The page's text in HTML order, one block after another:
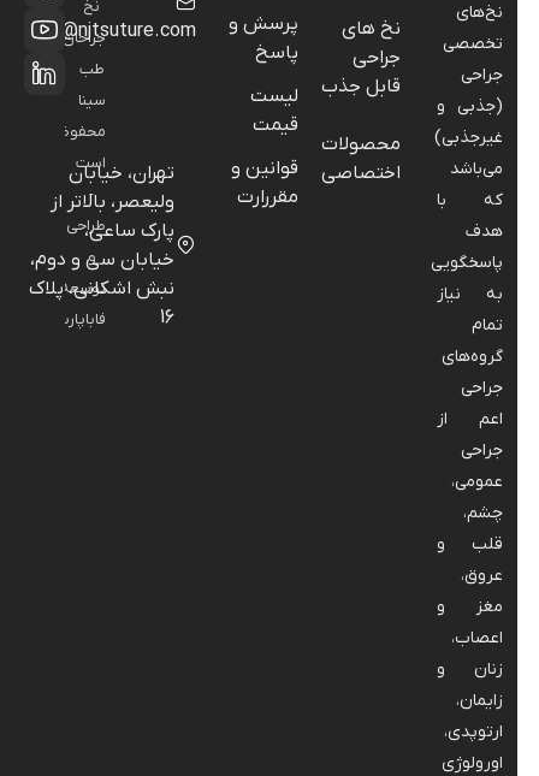
نخ‌های
تخصصی
جراحی
(جذبی و
غیرجذبی)
می‌باشد
که با
هدف
پاسخگویی
به نیاز
تمام
گروه‌های
جراحی
اعم از
جراحی
عمومی،
چشم،
قلب و
عروق،
مغز و
اعصاب،
زنان و
زایمان،
ارتوپدی،
اورولوژی
نخ های
جراحی
قابل جذب
محصولات
اختصاصی
پرسش و
پاسخ
لیست
قیمت
قوانین و
مقررارت
info@njtsuture.com
تهران، خیابان
ولیعصر، بالاتر از
پارک ساعی،
خیابان سی و دوم،
نبش اشکانی، پلاک
جراحان
طب
سینا
محفوظ
است
طراحی
و
توسعه:
فاباپارس